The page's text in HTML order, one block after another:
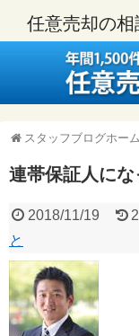
任意売却の
スタッフブログホーム
連帯保証人に
2018/11/19
と